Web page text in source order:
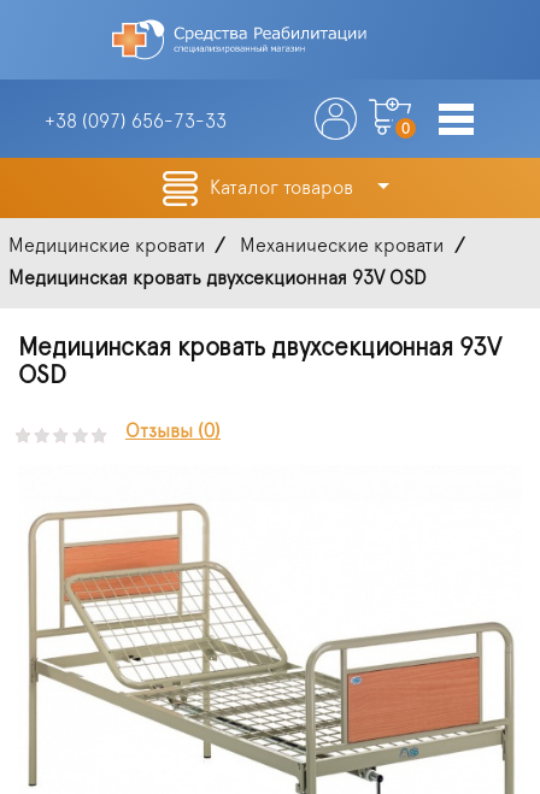
+38 (097) 656-73-33 0
Каталог товаров
Медицинские кровати
Механические кровати
Медицинская кровать двухсекционная 93V OSD
Медицинская кровать двухсекционная 93V
OSD
Отзывы (0)